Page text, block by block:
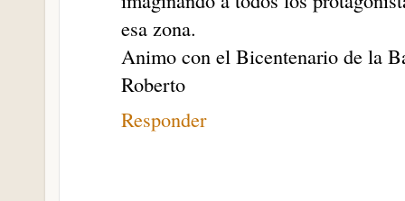
esa zona.
Animo con el Bicentenario de la
Roberto
Responder